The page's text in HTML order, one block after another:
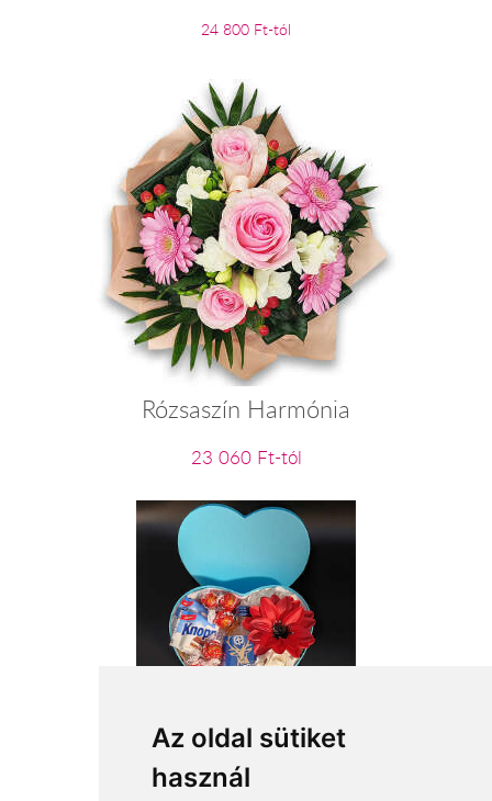
Az oldal sütiket
használ
24 800 Ft-tól
Rózsaszín Harmónia
23 060 Ft-tól
Kedves egészségedre!
15 840 Ft-tól